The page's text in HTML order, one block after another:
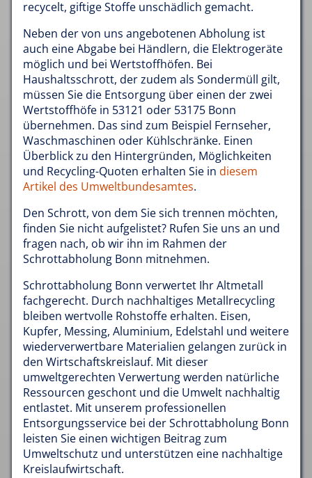
recycelt, giftige Stoffe unschädlich gemacht.
Neben der von uns angebotenen Abholung ist
auch eine Abgabe bei Händlern, die Elektrogeräte
möglich und bei Wertstoffhöfen. Bei
Haushaltsschrott, der zudem als Sondermüll gilt,
müssen Sie die Entsorgung über einen der zwei
Wertstoffhöfe in 53121 oder 53175 Bonn
übernehmen. Das sind zum Beispiel Fernseher,
Waschmaschinen oder Kühlschränke. Einen
Überblick zu den Hintergründen, Möglichkeiten
und Recycling-Quoten erhalten Sie in diesem
Artikel des Umweltbundesamtes.
Den Schrott, von dem Sie sich trennen möchten,
finden Sie nicht aufgelistet? Rufen Sie uns an und
fragen nach, ob wir ihn im Rahmen der
Schrottabholung Bonn mitnehmen.
Schrottabholung Bonn verwertet Ihr Altmetall
fachgerecht. Durch nachhaltiges Metallrecycling
bleiben wertvolle Rohstoffe erhalten. Eisen,
Kupfer, Messing, Aluminium, Edelstahl und weitere
wiederverwertbare Materialien gelangen zurück in
den Wirtschaftskreislauf. Mit dieser
umweltgerechten Verwertung werden natürliche
Ressourcen geschont und die Umwelt nachhaltig
entlastet. Mit unserem professionellen
Entsorgungsservice bei der Schrottabholung Bonn
leisten Sie einen wichtigen Beitrag zum
Umweltschutz und unterstützen eine nachhaltige
Kreislaufwirtschaft.